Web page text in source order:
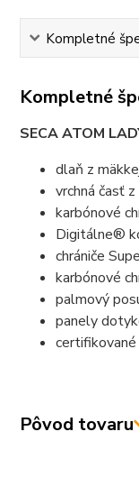
Kompletné
Kompletné
SECA ATOM
dlaň z
vrchná časť
karbónové
Digitálne®
chrániče
karbónové
palmový
panely
certifikované
Pôvod tovaru